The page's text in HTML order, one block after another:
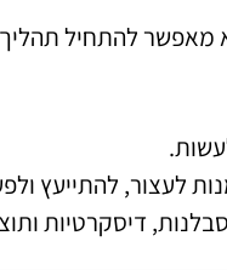
להתחיל
לעצור, להתייעץ
דיסקרטיות